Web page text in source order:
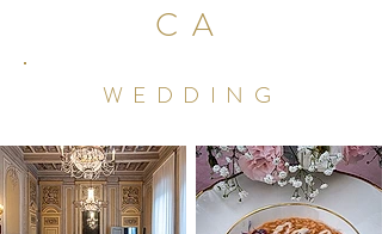
CA
WEDDING